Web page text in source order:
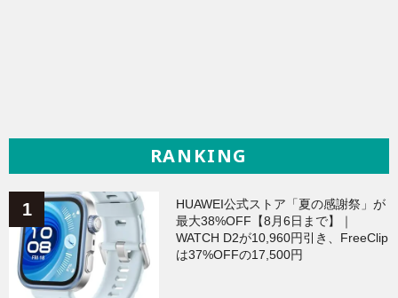
RANKING
HUAWEI公式ストア「夏の感謝祭」が
最大38%OFF【8月6日まで】｜
WATCH D2が10,960円引き、FreeClip
は37%OFFの17,500円